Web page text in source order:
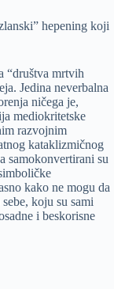
hepening koji
“društva mrtvih
Jedina neverbalna
ničega je,
mediokritetske
razvojnim
kataklizmičnog
samokonvertirani su
kako ne mogu da
koju su sami
i beskorisne